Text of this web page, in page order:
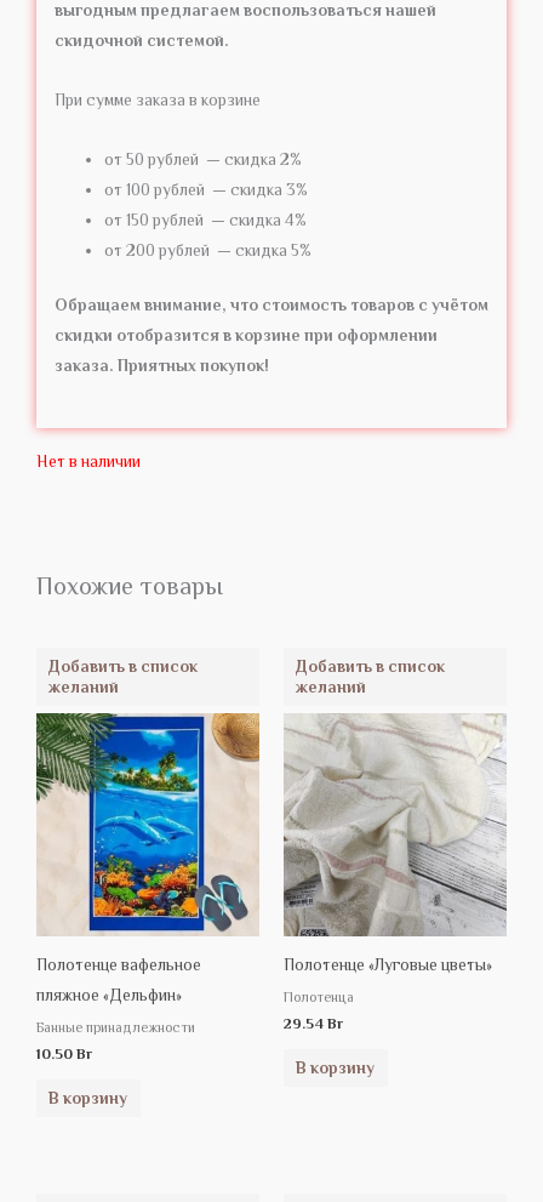
выгодным предлагаем воспользоваться нашей
скидочной системой.
При сумме заказа в корзине
от 50 рублей — скидка 2%
от 100 рублей — скидка 3%
от 150 рублей — скидка 4%
от 200 рублей — скидка 5%
Обращаем внимание, что стоимость товаров с учётом
скидки отобразится в корзине при оформлении
заказа. Приятных покупок!
Нет в наличии
Похожие товары
Добавить в список
желаний
Полотенце вафельное
пляжное «Дельфин»
Банные принадлежности
10.50 Br
В корзину
Добавить в список
желаний
Полотенце «Луговые цветы»
Полотенца
29.54 Br
В корзину